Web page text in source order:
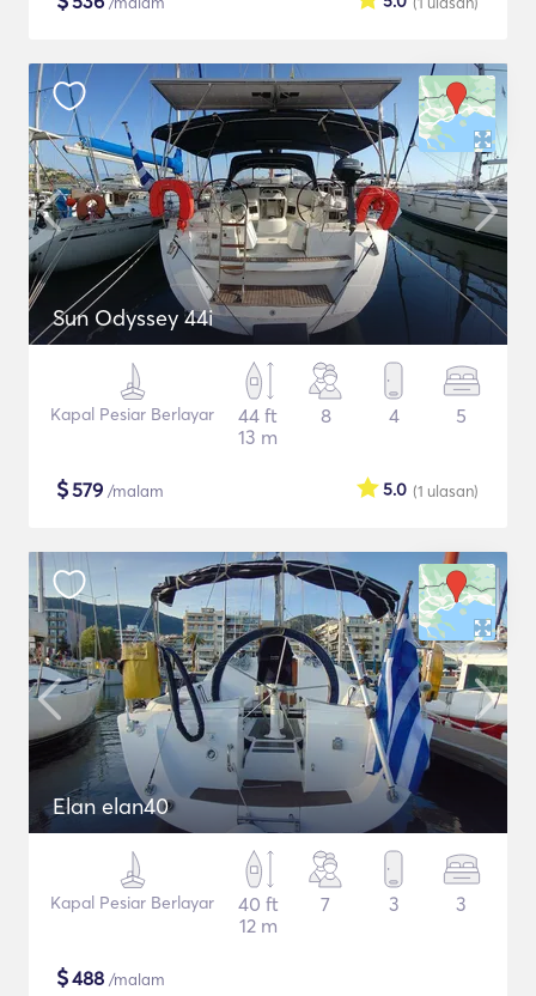
Sun Odyssey 44i
Kapal Pesiar Berlayar
44 ft
13 m
8 4 5
$579 /malam (1 ulasan)
5.0
Elan elan40
Kapal Pesiar Berlayar
40 ft
12 m
7 3 3
$488 /malam